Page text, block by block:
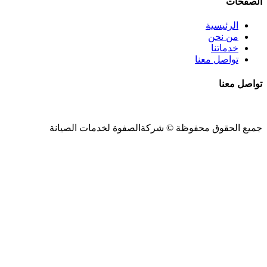
الرئيسية
من نحن
خدماتنا
تواصل معنا
تواصل معنا
جميع الحقوق محفوظة © شركةالصفوة لخدمات الصيانة